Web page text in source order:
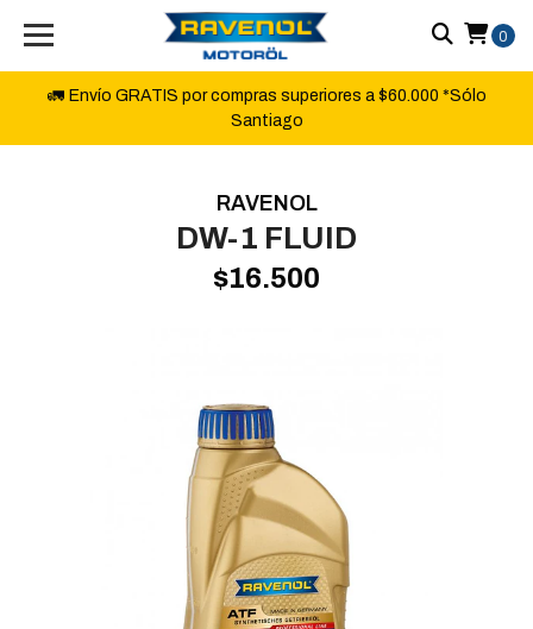
🚛 Envío GRATIS por compras superiores a $60.000 *Sólo
Santiago
0
RAVENOL
DW-1 FLUID
$16.500